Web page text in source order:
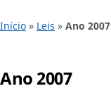
Início » Leis » Ano 2007
Ano 2007